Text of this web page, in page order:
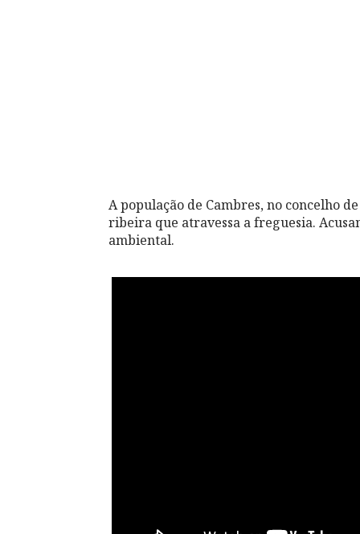
A população de Cambres, no concelho
ribeira que atravessa a freguesia.
ambiental.